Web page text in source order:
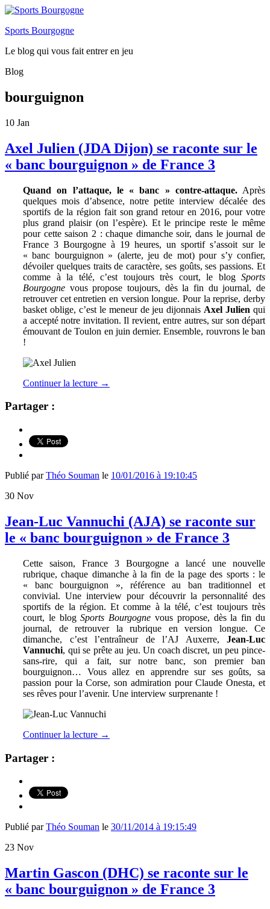
Sports Bourgogne
Le blog qui vous fait entrer en jeu
Blog
bourguignon
10 Jan
Axel Julien (JDA Dijon) se raconte sur le
« banc bourguignon » de France 3
Quand on l’attaque, le « banc » contre-attaque.Après
quelques mois d’absence, notre petite interview décalée des
sportifs de la région fait son grand retour en 2016, pour votre
plus grand plaisir (on l’espère). Et le principe reste le même
pour cette saison 2 :chaque dimanche soir, dans le journal de
France 3 Bourgogne à 19 heures, un sportif s’assoit sur le
« banc bourguignon » (alerte, jeu de mot) pour s’y confier,
dévoiler quelques traits de caractère, ses goûts, ses passions. Et
comme à la télé, c’est toujours très court, le blog Sports
Bourgogne vous propose toujours, dès la fin du journal, de
retrouver cet entretien en version longue. Pour la reprise, derby
basket oblige, c’est le meneur de jeu dijonnais Axel Julien qui
a accepté notre invitation. Il revient, entre autres, sur son départ
émouvant de Toulon en juin dernier. Ensemble, rouvrons le ban
!
Continuer la lecture →
Partager :
Publié parThéo Souman le 10/01/2016 à 19:10:45
30 Nov
Jean-Luc Vannuchi (AJA) se raconte sur
le « banc bourguignon » de France 3
Cette saison, France 3 Bourgogne a lancé une nouvelle
rubrique, chaque dimanche à la fin de la page des sports : le
« banc bourguignon », référence au ban traditionnel et
convivial. Une interview pour découvrir la personnalité des
sportifs de la région. Et comme à la télé, c’est toujours très
court, le blogSports Bourgogne vous propose, dès la fin du
journal, de retrouver la rubrique en version longue. Ce
dimanche, c’est l’entraîneur de l’AJ Auxerre, Jean-Luc
Vannuchi, qui se prête au jeu. Un coach discret, un peu pince-
sans-rire, qui a fait, sur notre banc, son premier ban
bourguignon… Vous allez en apprendre sur ses goûts, sa
passion pour la Corse, son admiration pour Claude Onesta, et
ses rêves pour l’avenir. Une interview surprenante !
Continuer la lecture →
Partager :
Publié parThéo Souman le 30/11/2014 à 19:15:49
23 Nov
Martin Gascon (DHC) se raconte sur le
« banc bourguignon » de France 3